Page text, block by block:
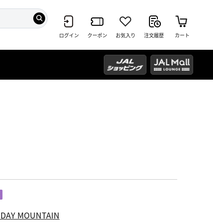
ログイン クーポン お気入り 注文履歴 カート
MOUNTAIN